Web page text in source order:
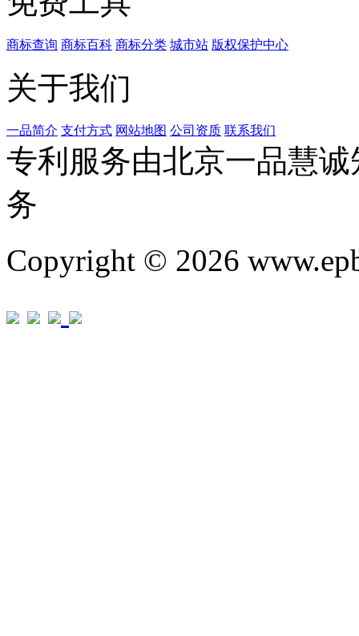
商标查询 商标百科 商标分类 城市站 版权保护中心
关于我们
一品简介 支付方式 网站地图 公司资质 联系我们
专利服务由北京一品慧
务
Copyright © 2026